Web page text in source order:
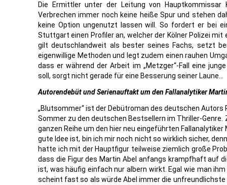
Die Ermittler unter der Leitung von Hauptkommissar
Verbrechen immer noch keine heiße Spur und stehen
keine Option ungenutzt lassen will. So fordert er bei
Stuttgart einen Profiler an, welcher der Kölner Polizei
gilt deutschlandweit als bester seines Fachs, setzt
eigenwillige Methoden und legt zudem einen rauhen
dass er während der Arbeit im „Metzger“-Fall eine
soll, sorgt nicht gerade für eine Besserung seiner Laune…
Autorendebüt und Serienauftakt um den Fallanalytiker
„Blutsommer“ ist der Debütroman des deutschen Autors
Sommer zu den deutschen Bestsellern im Thriller-
ganzen Reihe um den hier neu eingeführten Fallanalytiker
gute Idee ist, bin ich mir noch nicht so wirklich sicher,
hatte ich mit der Hauptfigur teilweise ziemlich große
dass die Figur des Martin Abel anfangs krampfhaft auf
ist, was häufig einfach nur albern wirkt. Egal wie man
scheint fast so als würde Abel immer die unfreundlichste